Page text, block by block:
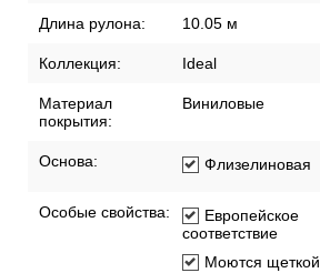
Длина рулона: 10.05 м
Коллекция: Ideal
Материал
покрытия:
Виниловые
Основа: Флизелиновая
Особые свойства:
Европейское
соответствие
Моются щеткой